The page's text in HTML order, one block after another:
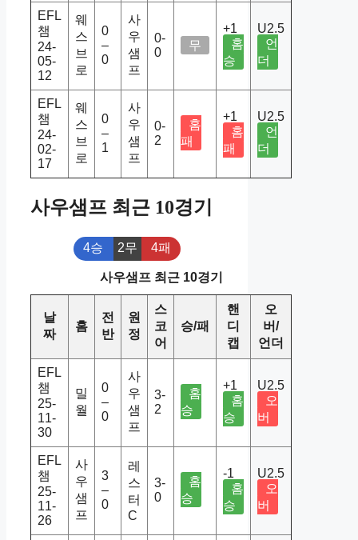
EFL
챔
24-
05-
12
웨
스
브
로
0
–
0
사
우
샘
프
0-
0
무
+1
홈
승
U2.5
언
더
EFL
챔
24-
02-
17
웨
스
브
로
0
–
1
사
우
샘
프
0-
2
홈
패
+1
홈
패
U2.5
언
더
사우샘프 최근 10경기
4승 2무 4패
사우샘프 최근 10경기
날
짜
홈
전
반
원
정
스
코
어
승/패
핸
디
캡
오
버/
언더
EFL
챔
25-
11-
30
밀
월
0
–
0
사
우
샘
프
3-
2
홈
승
+1
홈
승
U2.5
오
버
EFL
챔
25-
11-
26
사
우
샘
프
3
–
0
레
스
터
C
3-
0
홈
승
-1
홈
승
U2.5
오
버